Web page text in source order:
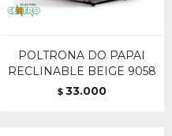
POLTRONA DO PAPAI
RECLINABLE BEIGE 9058
$ 33.000